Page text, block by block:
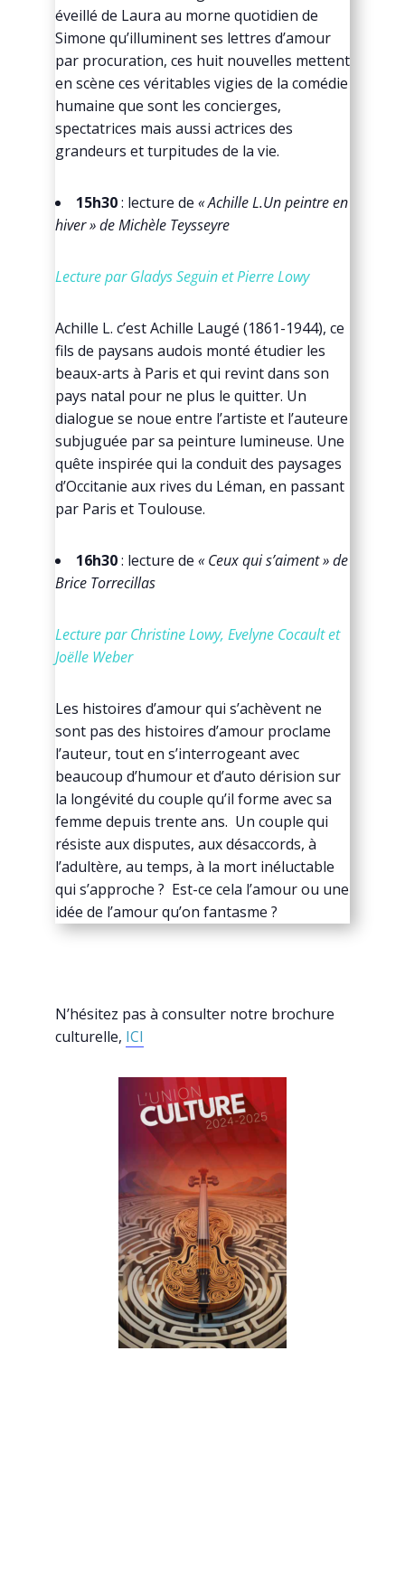
éveillé de Laura au morne quotidien de
Simone qu’illuminent ses lettres d’amour
par procuration, ces huit nouvelles mettent
en scène ces véritables vigies de la comédie
humaine que sont les concierges,
spectatrices mais aussi actrices des
grandeurs et turpitudes de la vie.
15h30: lecture de « Achille L.Un peintre en
hiver » de Michèle Teysseyre
Lecture par Gladys Seguin et Pierre Lowy
Achille L. c’est Achille Laugé (1861-1944), ce
fils de paysans audois monté étudier les
beaux-arts à Paris et qui revint dans son
pays natal pour ne plus le quitter. Un
dialogue se noue entre l’artiste et l’auteure
subjuguée par sa peinture lumineuse. Une
quête inspirée qui la conduit des paysages
d’Occitanie aux rives du Léman, en passant
par Paris et Toulouse.
16h30: lecture de « Ceux qui s’aiment » de
Brice Torrecillas
Lecture par Christine Lowy, Evelyne Cocault et
Joëlle Weber
Les histoires d’amour qui s’achèvent ne
sont pas des histoires d’amour proclame
l’auteur, tout en s’interrogeant avec
beaucoup d’humour et d’auto dérision sur
la longévité du couple qu’il forme avec sa
femme depuis trente ans. Un couple qui
résiste aux disputes, aux désaccords, à
l’adultère, au temps, à la mort inéluctable
qui s’approche ? Est-ce cela l’amour ou une
idée de l’amour qu’on fantasme ?
N’hésitez pas à consulter notre brochure
culturelle, ICI